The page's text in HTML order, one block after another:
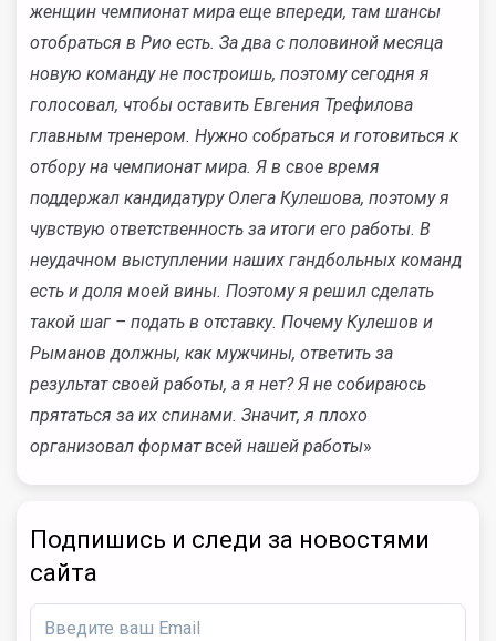
женщин чемпионат мира еще впереди, там шансы
отобраться в Рио есть. За два с половиной месяца
новую команду не построишь, поэтому сегодня я
голосовал, чтобы оставить Евгения Трефилова
главным тренером. Нужно собраться и готовиться к
отбору на чемпионат мира. Я в свое время
поддержал кандидатуру Олега Кулешова, поэтому я
чувствую ответственность за итоги его работы. В
неудачном выступлении наших гандбольных команд
есть и доля моей вины. Поэтому я решил сделать
такой шаг – подать в отставку. Почему Кулешов и
Рыманов должны, как мужчины, ответить за
результат своей работы, а я нет? Я не собираюсь
прятаться за их спинами. Значит, я плохо
организовал формат всей нашей работы»
Подпишись и следи за новостями
сайта